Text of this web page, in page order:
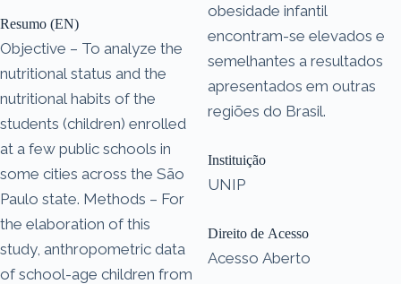
Resumo (EN)
Objective – To analyze the
nutritional status and the
nutritional habits of the
students (children) enrolled
at a few public schools in
some cities across the São
Paulo state. Methods – For
the elaboration of this
study, anthropometric data
of school-age children from
obesidade infantil
encontram-se elevados e
semelhantes a resultados
apresentados em outras
regiões do Brasil.
Instituição
UNIP
Direito de Acesso
Acesso Aberto